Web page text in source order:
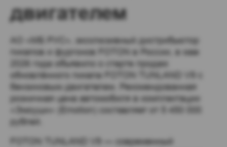
двигателем
АО «МБ РУС», эксклюзивный дистрибьютор
пикапов и фургонов FOTON в России, в мае
2026 года объявило о старте продаж
обновлённого пикапа FOTON TUNLAND V9 с
бензиновым двигателем. Рекомендованная
розничная цена автомобиля в комплектации
«Эмоушн» (Emotion) составляет от 5 450 000
рублей.
FOTON TUNLAND V9 — современный